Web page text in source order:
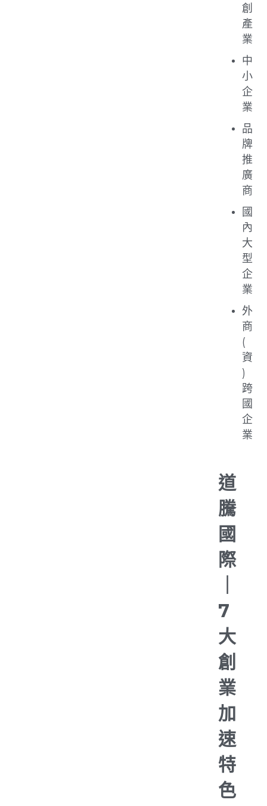
創
產
業
中
小
企
業
品
牌
推
廣
商
國
內
大
型
企
業
外
商
(
資
)
跨
國
企
業
道
騰
國
際
7
大
創
業
加
速
特
色